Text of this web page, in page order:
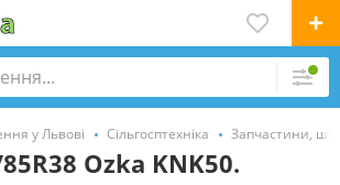
у Львові Сільгосптехніка Запчастини,
Ozka KNK50.